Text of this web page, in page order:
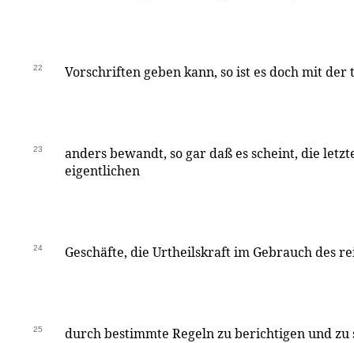
22 Vorschriften geben kann, so ist es doch mit der
23
anders bewandt, so gar daß es scheint, die
eigentlichen
24 Geschäfte, die Urtheilskraft im Gebrauch des
25 durch bestimmte Regeln zu berichtigen und zu